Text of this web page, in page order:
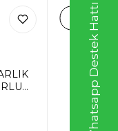
Whatsapp Destek Hattı
ERTÜRK
25
198,00